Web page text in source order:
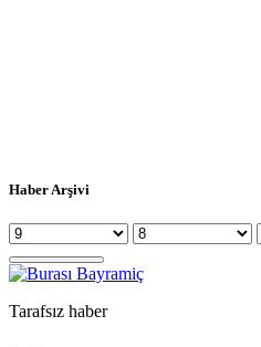
Haber Arşivi
Tarafsız haber